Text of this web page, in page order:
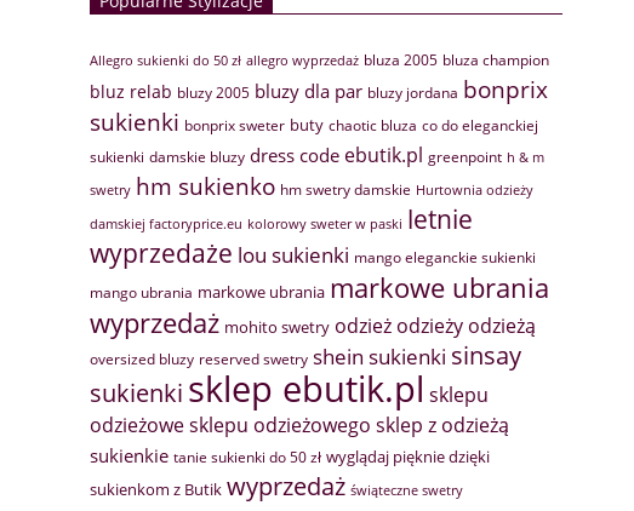
Allegro sukienki do 50 zł allegro wyprzedaż bluza 2005 bluza champion
bluz relab bluzy 2005 bluzy dla par bluzy jordana bonprix
sukienki bonprix sweter buty chaotic bluza co do eleganckiej
sukienki damskie bluzy dress code ebutik.pl greenpoint h & m
swetry hm sukienko hm swetry damskie Hurtownia odzieży
damskiej factoryprice.eu kolorowy sweter w paski letnie
wyprzedaże lou sukienki mango eleganckie sukienki
mango ubrania markowe ubrania markowe ubrania
wyprzedaż mohito swetry odzież odzieży odzieżą
oversized bluzy reserved swetry shein sukienki sinsay
sukienki sklep ebutik.pl sklepu
odzieżowesklepu odzieżowego sklep z odzieżą
sukienkie tanie sukienki do 50 zł wyglądaj pięknie dzięki
sukienkom z Butik wyprzedaż świąteczne swetry